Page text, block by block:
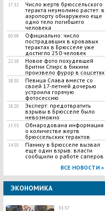
17:32
Число жертв брюссельского
теракта неумолимо растет: в
аэропорту обнаружено еще
одно тело погибшего
человека
00:08
Официально: число
пострадавших в кровавых
терактах в Брюсселе уже
достигло 250 человек
22:18
Новое фото похудевшей
Бритни Спирс в бикини
произвело фурор в соцсетях
18:30
Певица Слава вместе со
своей 17-летней дочерью
устроила горячую
фотосессию
18:20
Эксперт: предотвратить
взрывы в Брюсселе было
невозможно
15:53
Обнародована информация
о количестве жертв
брюссельских терактов
14:50
Панику в Брюсселе вызвал
еще один взрыв: власти
сообщили о работе саперов
ВСЕ НОВОСТИ »
ЭКОНОМИКА
01:37